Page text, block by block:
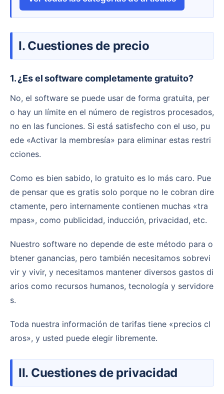
I. Cuestiones de precio
1. ¿Es el software completamente gratuito?
No, el software se puede usar de forma gratuita, per
o hay un límite en el número de registros procesados,
no en las funciones. Si está satisfecho con el uso, pu
ede «Activar la membresía» para eliminar estas restri
cciones.
Como es bien sabido, lo gratuito es lo más caro. Pue
de pensar que es gratis solo porque no le cobran dire
ctamente, pero internamente contienen muchas «tra
mpas», como publicidad, inducción, privacidad, etc.
Nuestro software no depende de este método para o
btener ganancias, pero también necesitamos sobrevi
vir y vivir, y necesitamos mantener diversos gastos di
arios como recursos humanos, tecnología y servidore
s.
Toda nuestra información de tarifas tiene «precios cl
aros», y usted puede elegir libremente.
II. Cuestiones de privacidad